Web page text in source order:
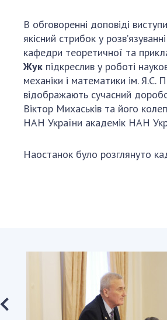
В обговоренні доповіді
якісний стрибок у
кафедри теоретичної та
Жук підкреслив у роботі
механіки і математики ім.
відображають сучасний
Віктор Михаськів та його
НАН України академік НАН
Наостанок було розглянуто